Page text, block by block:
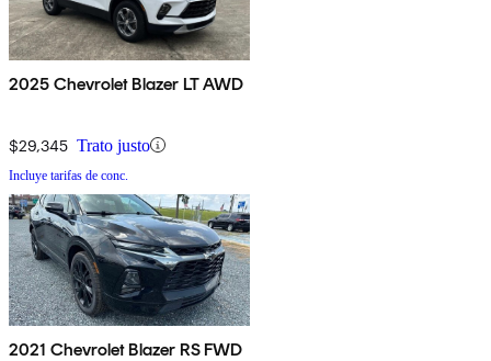
2025 Chevrolet Blazer LT AWD
$29,345 Trato justo
Incluye tarifas de conc.
2021 Chevrolet Blazer RS FWD